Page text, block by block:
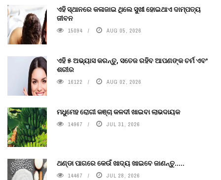
ଏହି ସ୍ଥାନରେ କଳାଜାଇ ଥିଲେ ସୁଖୀ ହୋଇଥାଏ ଦାମ୍ପତ୍ୟ
ଜୀବନ
15094 AUG 05, 2026
ଏହି ୫ ଅଭ୍ୟାସ କରନ୍ତୁ, ସତେଜ ରହିବ ଆପଣଙ୍କ ଚର୍ମ ଏବଂ
ଶରୀର
16122 AUG 02, 2026
ମଧୁମେହ ରୋଗୀ କଞ୍ଚା କଳଦୀ ଖାଇବା ଲାଭଦାୟକ
14967 JUL 31, 2026
ଥଣ୍ଡା ପାଗରେ କେଉଁ ଖାଦ୍ୟ ଖାଇବେ ଜାଣନ୍ତୁ.....
14467 JUL 28, 2026